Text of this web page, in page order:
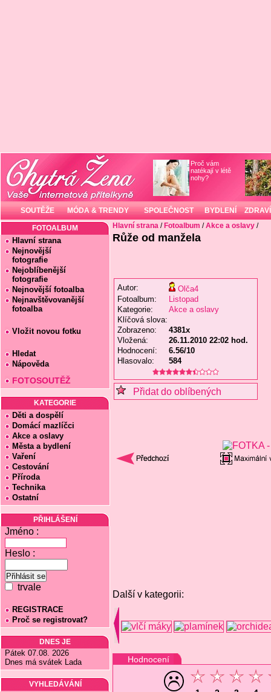
Proč vám
natékají v létě
nohy?
SOUTĚŽE MÓDA & TRENDY SPOLEČNOST BYDLENÍ ZDRAVÍ
FOTOALBUM
Hlavní strana
Nejnovější
fotografie
Nejoblíbenější
fotografie
Nejnovější fotoalba
Nejnavštěvovanější
fotoalba
Vložit novou fotku
Hledat
Nápověda
FOTOSOUTĚŽ
KATEGORIE
Děti a dospělí
Domácí mazlíčci
Akce a oslavy
Města a bydlení
Vaření
Cestování
Příroda
Technika
Ostatní
PŘIHLÁŠENÍ
Jméno :
Heslo :
trvale
REGISTRACE
Proč se registrovat?
DNES JE
Pátek 07.08. 2026
Dnes má svátek Lada
VYHLEDÁVÁNÍ
Hlavní strana / Fotoalbum /Akce a oslavy /
Růže od manžela
Autor:
Olča4
Fotoalbum:
Listopad
Kategorie:
Akce a oslavy
Klíčová slova:
Zobrazeno:
4381x
Vložená:
26.11.2010 22:02 hod.
Hodnocení:
6.56/10
Hlasovalo:
584
Přidat do oblíbených
Další v kategorii:
Hodnocení